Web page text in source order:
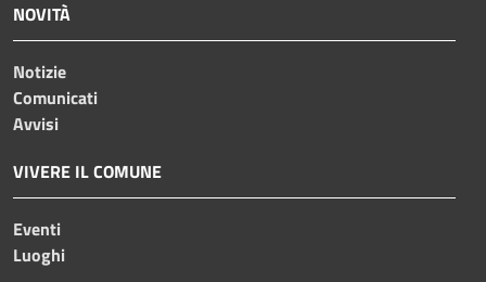
NOVITÀ
Notizie
Comunicati
Avvisi
VIVERE IL COMUNE
Eventi
Luoghi